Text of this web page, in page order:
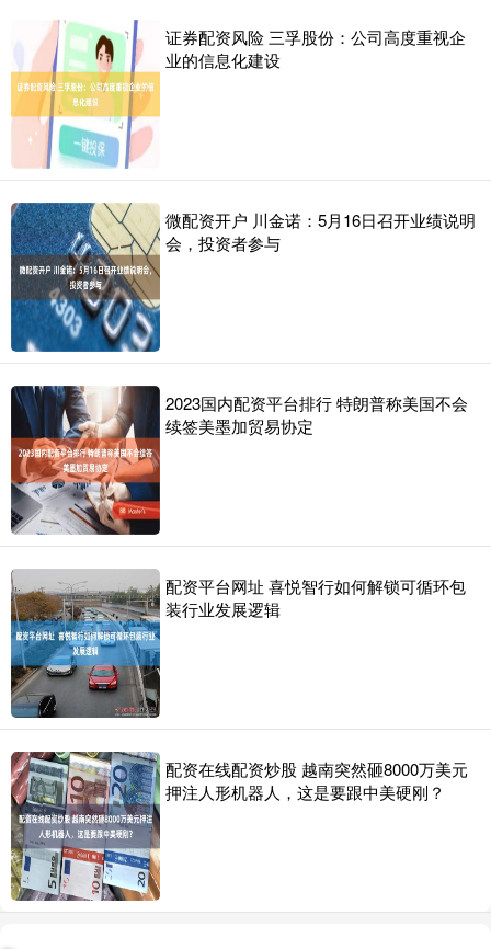
证券配资风险 三孚股份：公司高度重视企
业的信息化建设
微配资开户 川金诺：5月16日召开业绩说明
会，投资者参与
2023国内配资平台排行 特朗普称美国不会
续签美墨加贸易协定
配资平台网址 喜悦智行如何解锁可循环包
装行业发展逻辑
配资在线配资炒股 越南突然砸8000万美元
押注人形机器人，这是要跟中美硬刚？